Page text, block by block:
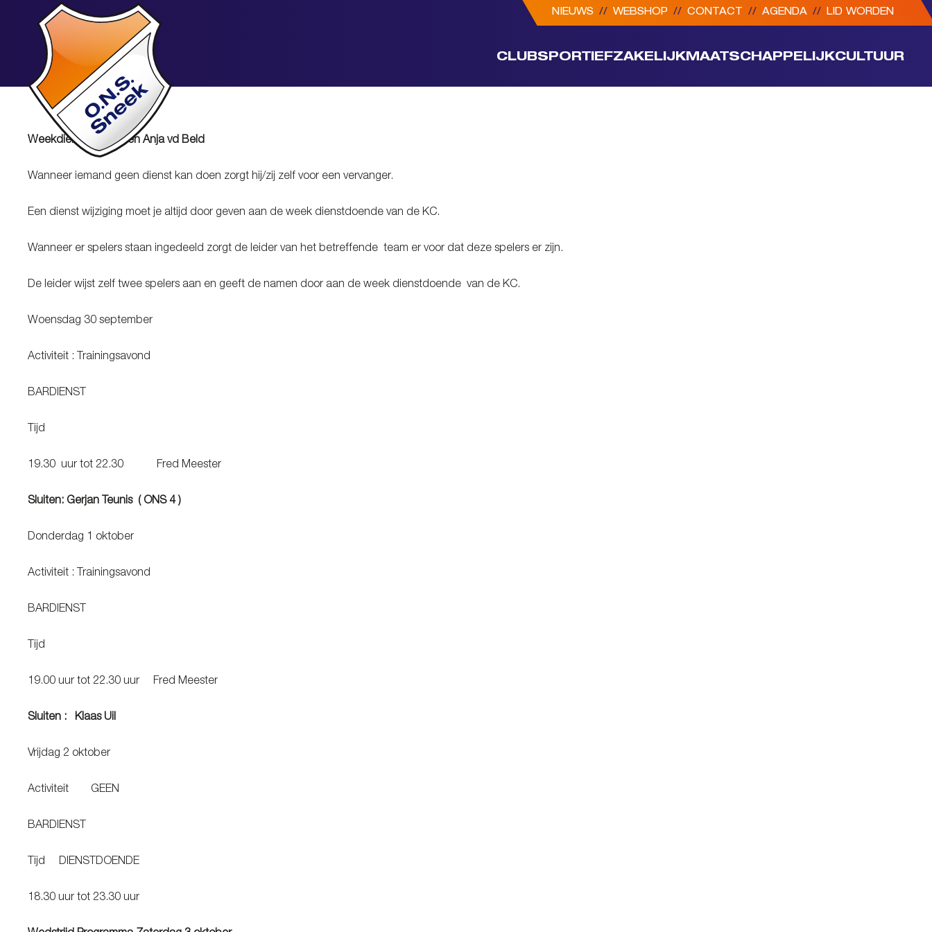
NIEUWS // WEBSHOP // CONTACT // AGENDA // LID WORDEN
CLUBSPORTIEFZAKELIJK MAATSCHAPPELIJKCULTUUR
Weekdienst: Marcel en Anja vd Beld
Wanneer iemand geen dienst kan doen zorgt hij/zij zelf voor een vervanger.
Een dienst wijziging moet je altijd door geven aan de week dienstdoende van de KC.
Wanneer er spelers staan ingedeeld zorgt de leider van het betreffende team er voor dat deze spelers er zijn.
De leider wijst zelf twee spelers aan en geeft de namen door aan de week dienstdoende van de KC.
Woensdag 30 september
Activiteit : Trainingsavond
BARDIENST
Tijd
19.30 uur tot 22.30 Fred Meester
Sluiten: Gerjan Teunis ( ONS 4 )
Donderdag 1 oktober
Activiteit : Trainingsavond
BARDIENST
Tijd
19.00 uur tot 22.30 uur Fred Meester
Sluiten : Klaas Uil
Vrijdag 2 oktober
Activiteit GEEN
BARDIENST
Tijd DIENSTDOENDE
18.30 uur tot 23.30 uur